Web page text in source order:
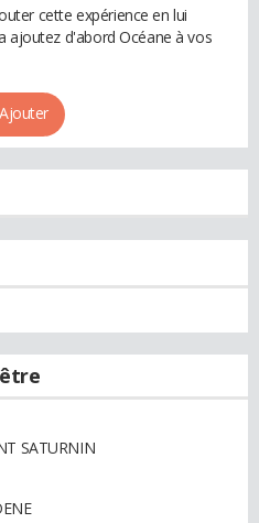
cette expérience en lui
ajoutez d'abord Océane à vos
Ajouter
SATURNIN